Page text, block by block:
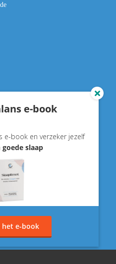
e-book
e-book en verzeker jezelf
goede slaap
het e-book